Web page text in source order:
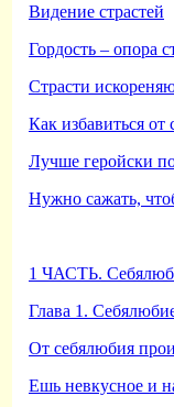
Видение страстей
Гордость – опора
Страсти
Как избавиться от
Лучше геройски
Нужно сажать,
1 ЧАСТЬ.
Глава 1.
От себялюбия
Ешь невкусное и